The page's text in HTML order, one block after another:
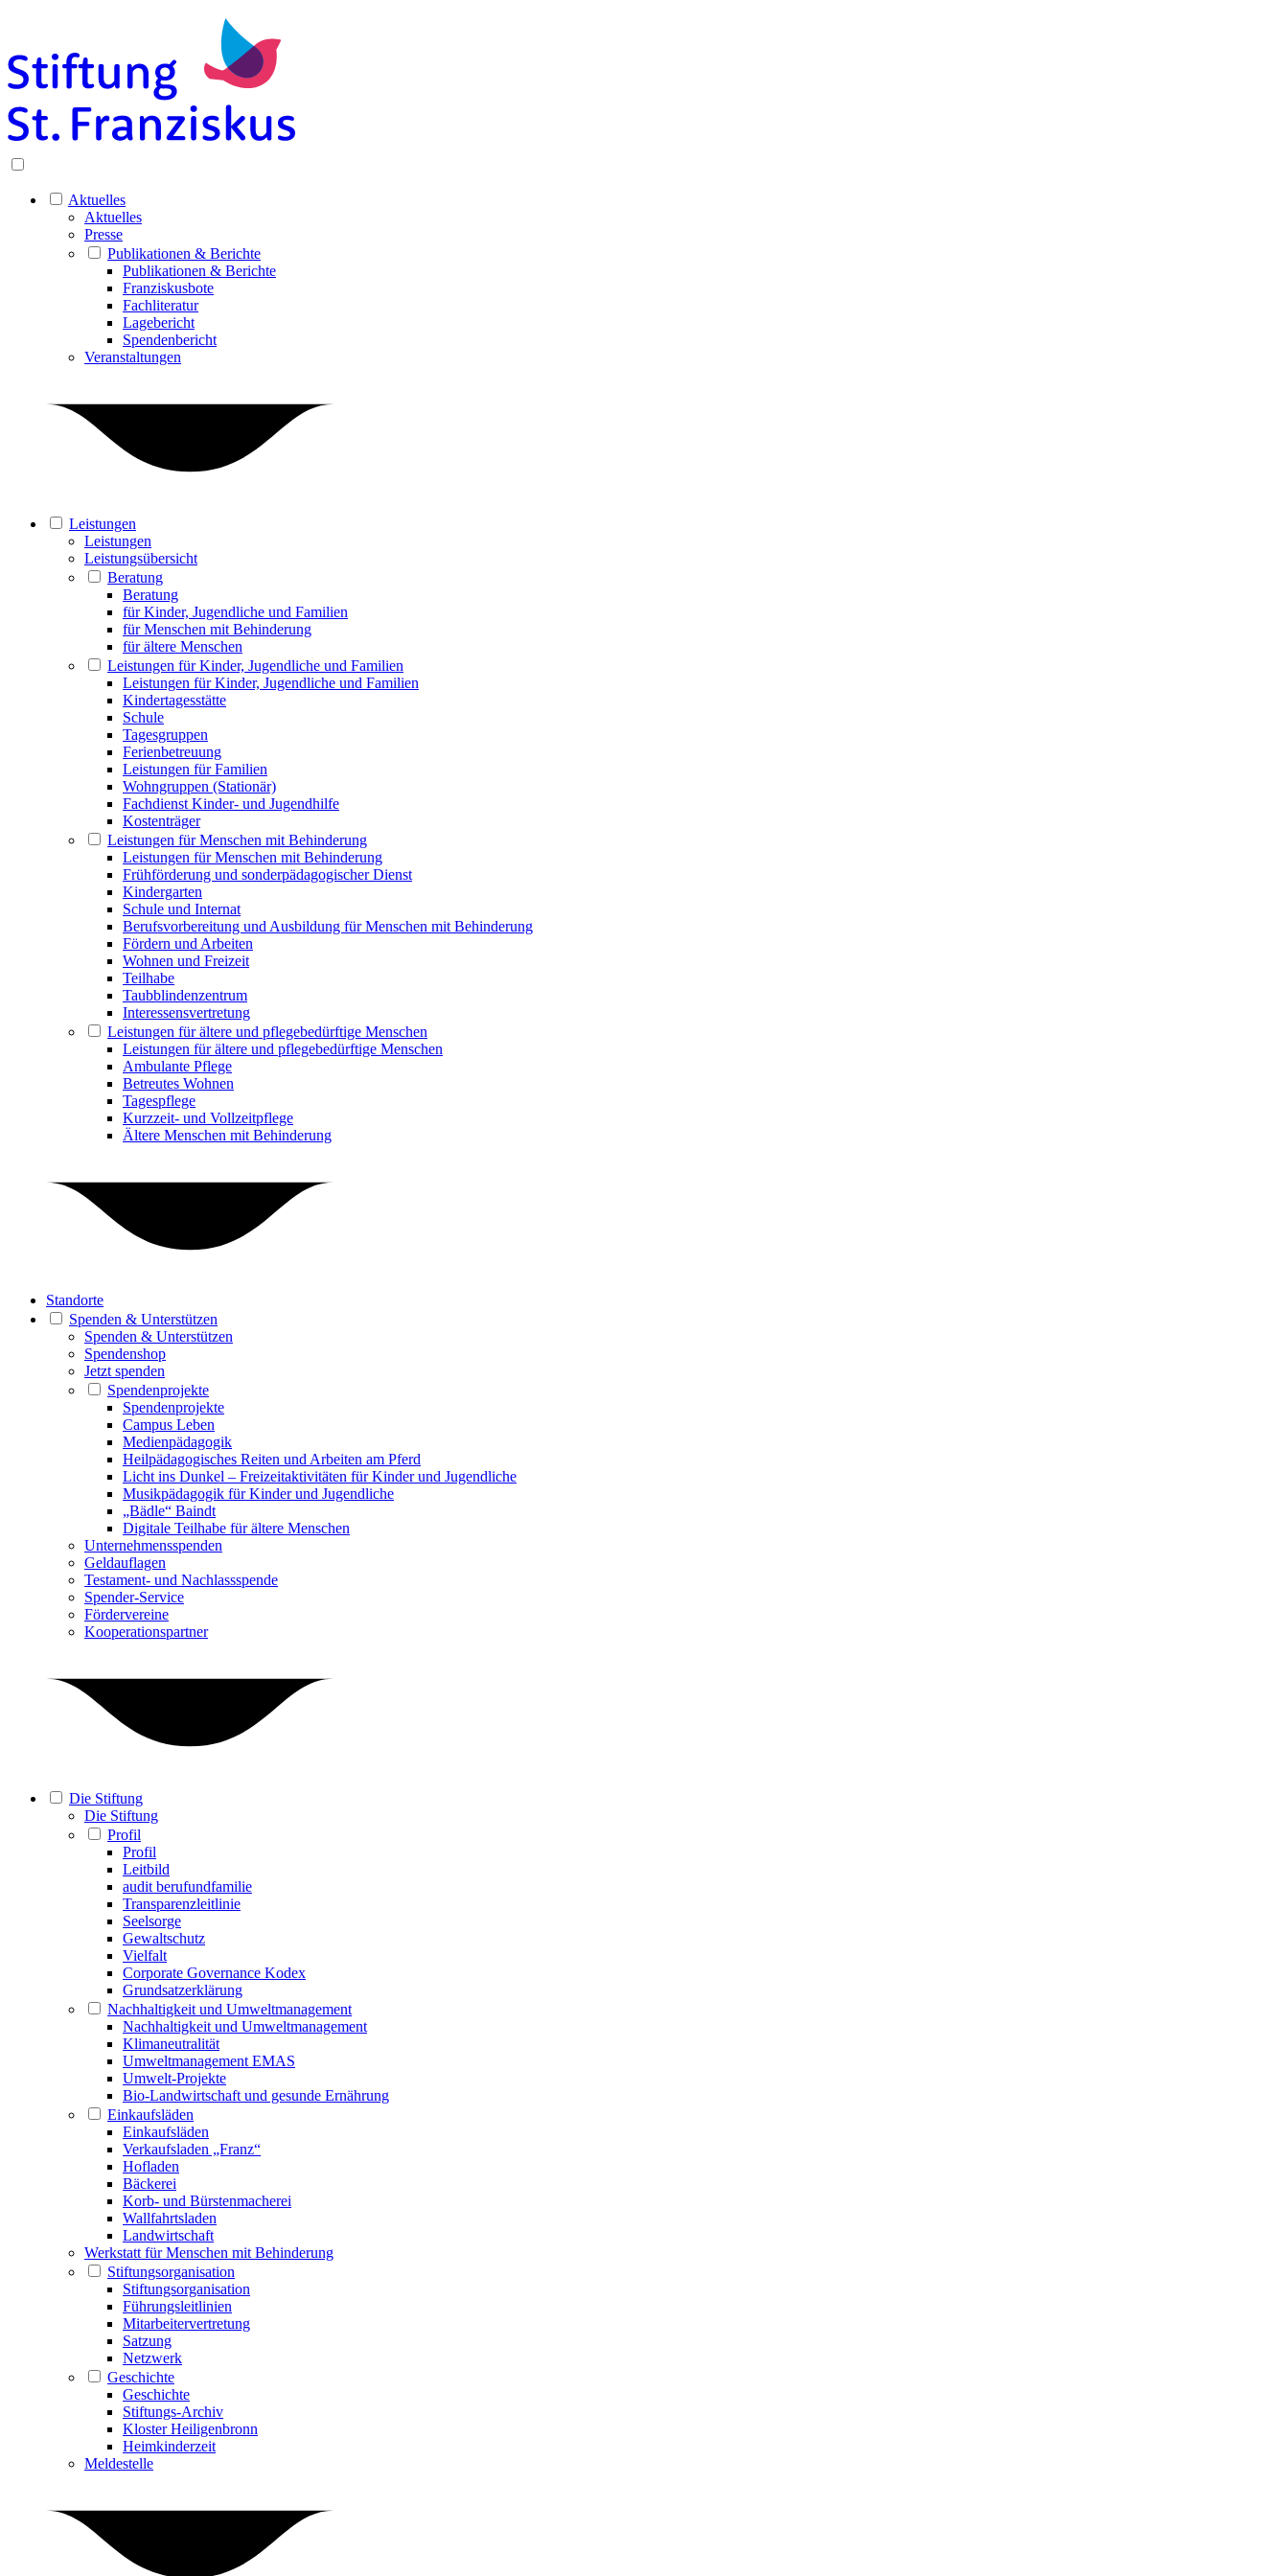
Aktuelles
Aktuelles
Presse
Publikationen & Berichte
Publikationen & Berichte
Franziskusbote
Fachliteratur
Lagebericht
Spendenbericht
Veranstaltungen
Leistungen
Leistungen
Leistungsübersicht
Beratung
Beratung
für Kinder, Jugendliche und Familien
für Menschen mit Behinderung
für ältere Menschen
Leistungen für Kinder, Jugendliche und Familien
Leistungen für Kinder, Jugendliche und Familien
Kindertagesstätte
Schule
Tagesgruppen
Ferienbetreuung
Leistungen für Familien
Wohngruppen (Stationär)
Fachdienst Kinder- und Jugendhilfe
Kostenträger
Leistungen für Menschen mit Behinderung
Leistungen für Menschen mit Behinderung
Frühförderung und sonderpädagogischer Dienst
Kindergarten
Schule und Internat
Berufsvorbereitung und Ausbildung für Menschen mit Behinderung
Fördern und Arbeiten
Wohnen und Freizeit
Teilhabe
Taubblindenzentrum
Interessensvertretung
Leistungen für ältere und pflegebedürftige Menschen
Leistungen für ältere und pflegebedürftige Menschen
Ambulante Pflege
Betreutes Wohnen
Tagespflege
Kurzzeit- und Vollzeitpflege
Ältere Menschen mit Behinderung
Standorte
Spenden & Unterstützen
Spenden & Unterstützen
Spendenshop
Jetzt spenden
Spendenprojekte
Spendenprojekte
Campus Leben
Medienpädagogik
Heilpädagogisches Reiten und Arbeiten am Pferd
Licht ins Dunkel – Freizeitaktivitäten für Kinder und Jugendliche
Musikpädagogik für Kinder und Jugendliche
„Bädle“ Baindt
Digitale Teilhabe für ältere Menschen
Unternehmensspenden
Geldauflagen
Testament- und Nachlassspende
Spender-Service
Fördervereine
Kooperationspartner
Die Stiftung
Die Stiftung
Profil
Profil
Leitbild
audit berufundfamilie
Transparenzleitlinie
Seelsorge
Gewaltschutz
Vielfalt
Corporate Governance Kodex
Grundsatzerklärung
Nachhaltigkeit und Umweltmanagement
Nachhaltigkeit und Umweltmanagement
Klimaneutralität
Umweltmanagement EMAS
Umwelt-Projekte
Bio-Landwirtschaft und gesunde Ernährung
Einkaufsläden
Einkaufsläden
Verkaufsladen „Franz“
Hofladen
Bäckerei
Korb- und Bürstenmacherei
Wallfahrtsladen
Landwirtschaft
Werkstatt für Menschen mit Behinderung
Stiftungsorganisation
Stiftungsorganisation
Führungsleitlinien
Mitarbeitervertretung
Satzung
Netzwerk
Geschichte
Geschichte
Stiftungs-Archiv
Kloster Heiligenbronn
Heimkinderzeit
Meldestelle